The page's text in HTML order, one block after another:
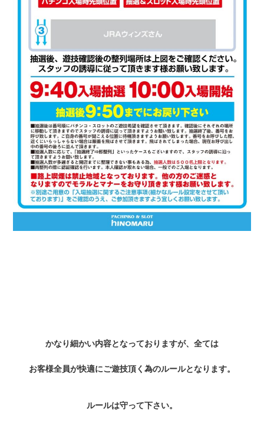
かなり細かい内容となっておりますが、全ては
お客様全員が快適にご遊技頂く為のルールとなります。
ルールは守って下さい。